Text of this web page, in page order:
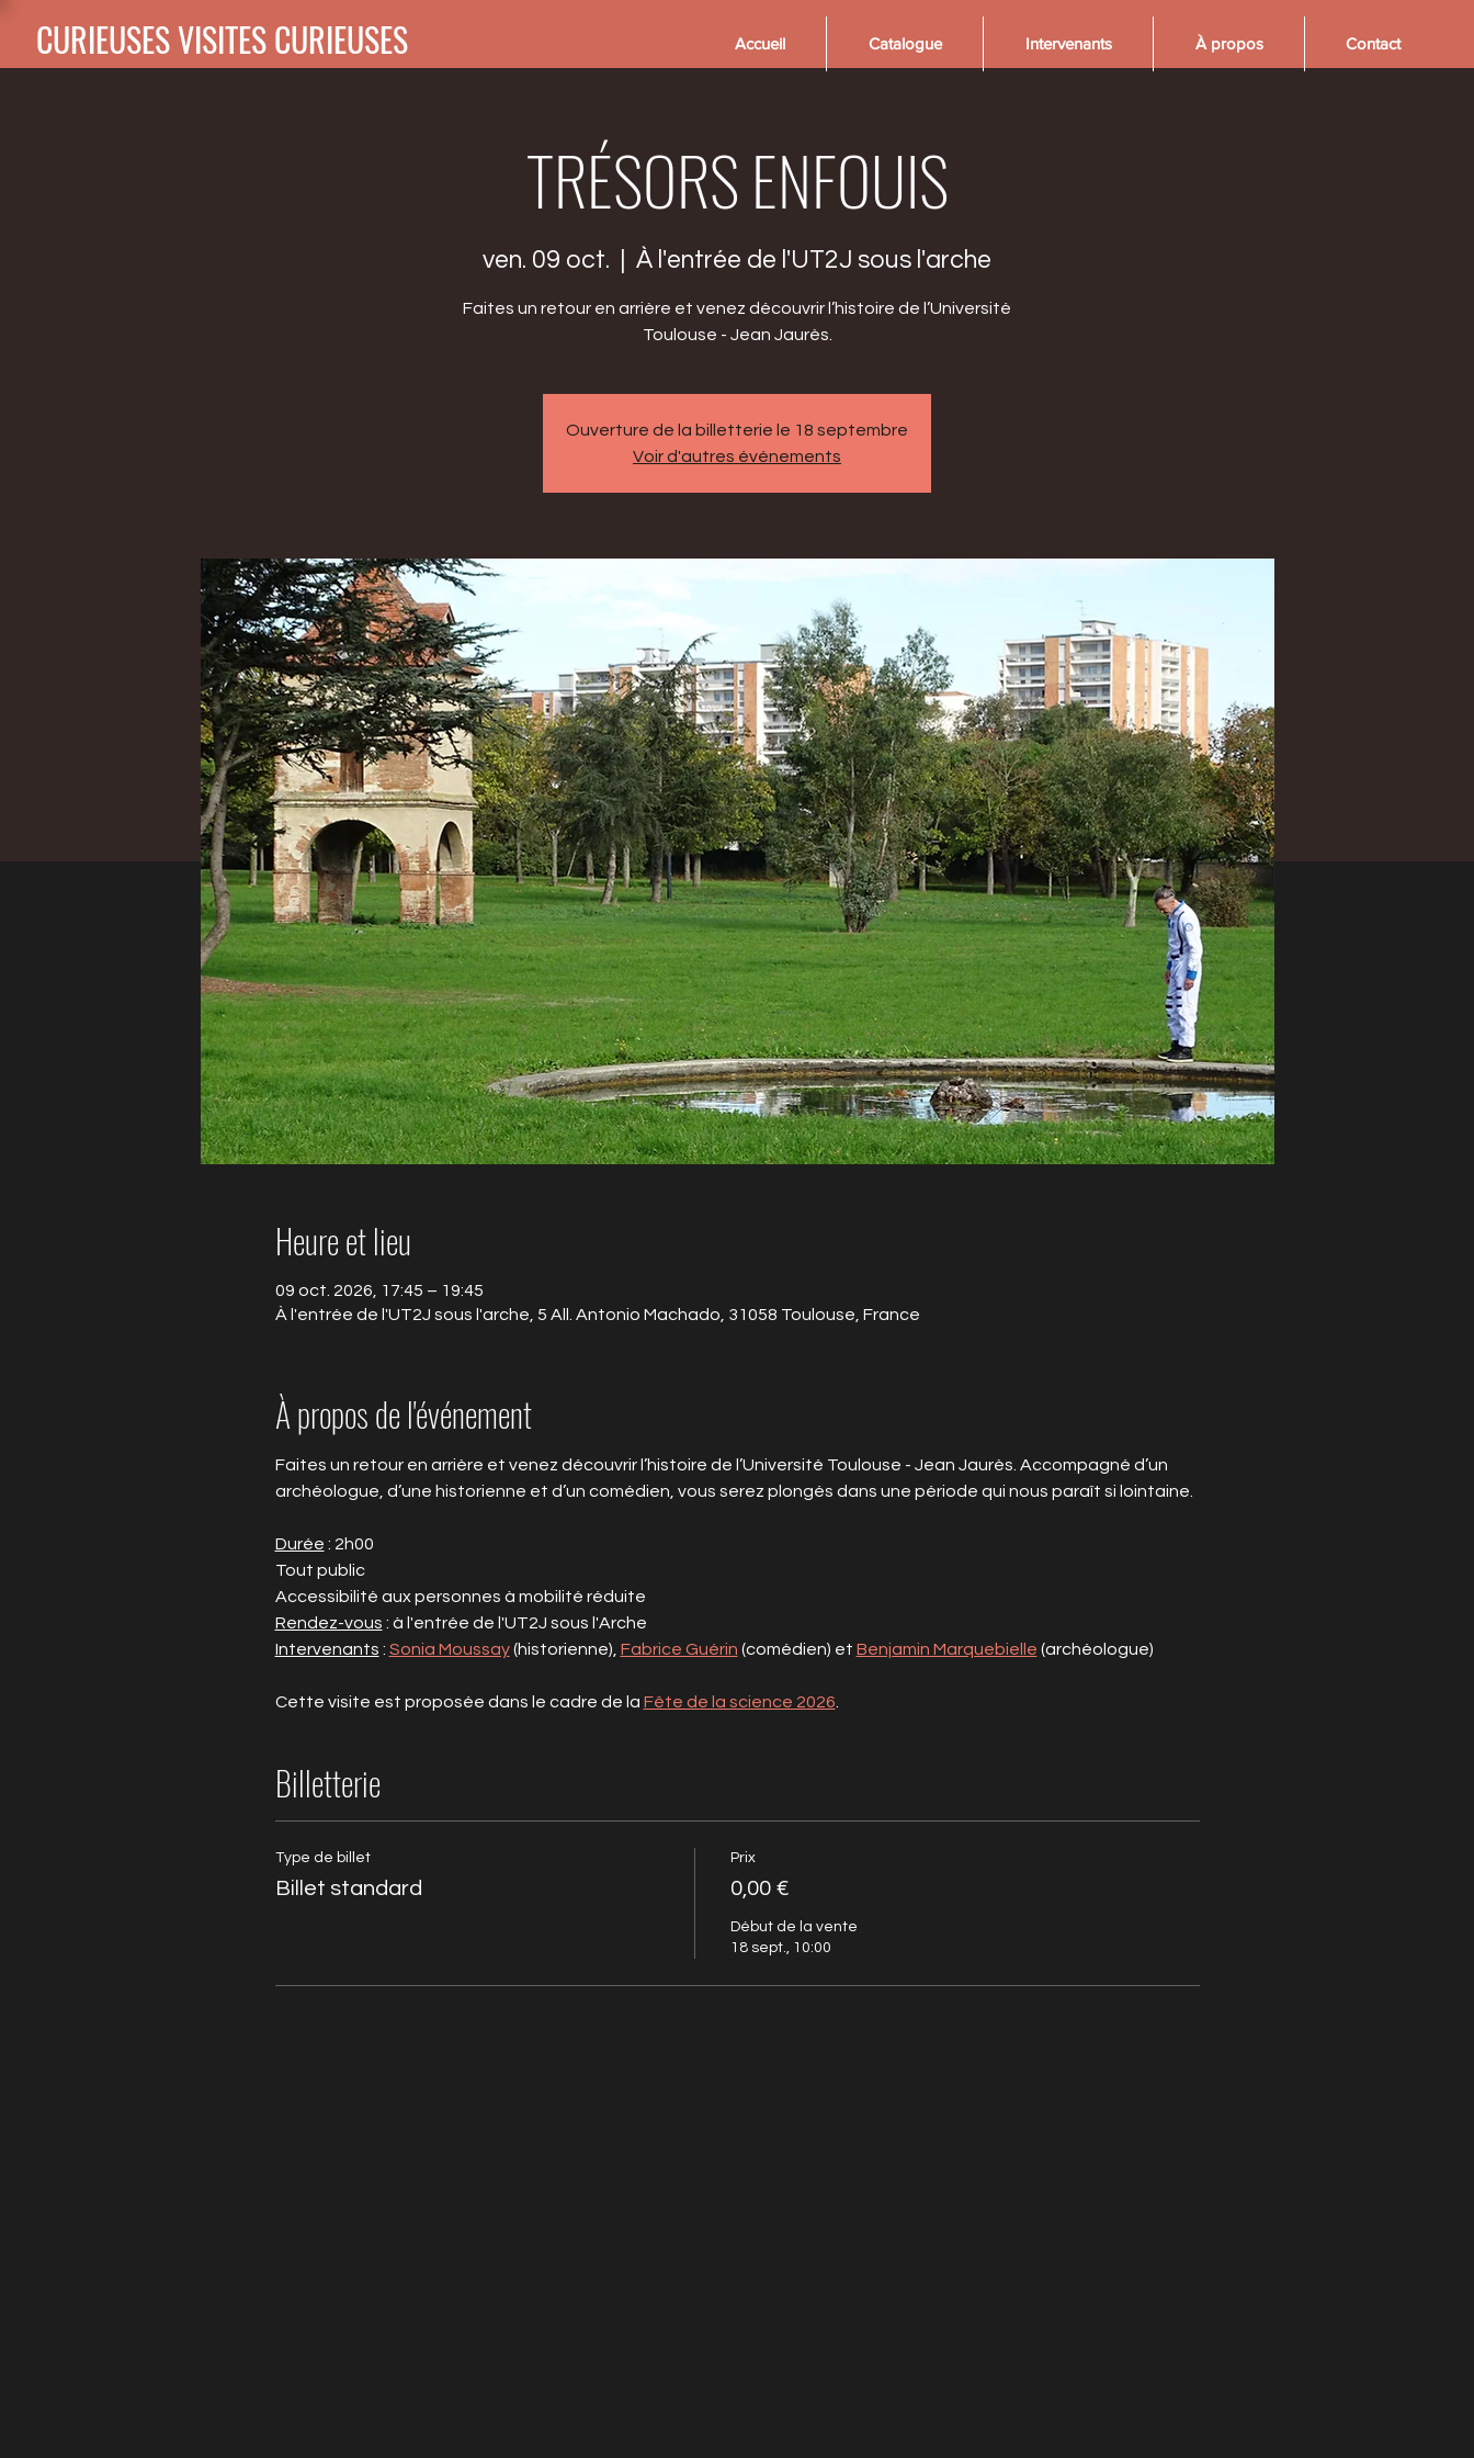
CURIEUSES VISITES CURIEUSES Accueil Catalogue Intervenants À propos Contact
TRÉSORS ENFOUIS
ven. 09 oct. À l'entrée de l'UT2J sous l'arche
Faites un retour en arrière et venez découvrir l’histoire de l’Université
Toulouse - Jean Jaurès.
Ouverture de la billetterie le 18 septembre
Voir d'autres événements
Heure et lieu
09 oct. 2026, 17:45 – 19:45
À l'entrée de l'UT2J sous l'arche, 5 All. Antonio Machado, 31058 Toulouse, France
À propos de l'événement
Faites un retour en arrière et venez découvrir l’histoire de l’Université Toulouse - Jean Jaurès. Accompagné d’un
archéologue, d’une historienne et d’un comédien, vous serez plongés dans une période qui nous paraît si lointaine.
Durée : 2h00
Tout public
Accessibilité aux personnes à mobilité réduite
Rendez-vous : à l'entrée de l'UT2J sous l'Arche
Intervenants : Sonia Moussay (historienne), Fabrice Guérin (comédien) et Benjamin Marquebielle (archéologue)
Cette visite est proposée dans le cadre de la Fête de la science 2026
Billetterie
Type de billet
Billet standard
Prix
0,00 €
Début de la vente
18 sept., 10:00